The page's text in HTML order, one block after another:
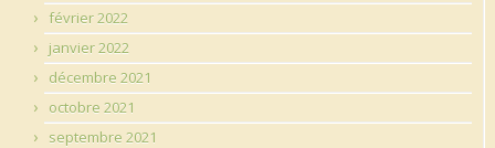
février 2022
janvier 2022
décembre 2021
octobre 2021
septembre 2021